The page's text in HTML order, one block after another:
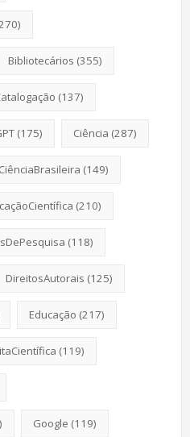
Bibliotecários (355)
(137)
(175) Ciência (287)
CiênciaBrasileira (149)
(210)
(118)
DireitosAutorais (125)
Educação (217)
(119)
Google (119)